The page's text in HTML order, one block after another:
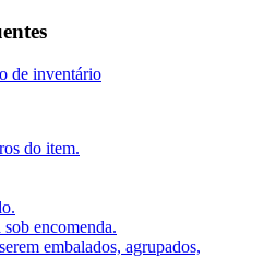
de inventário
do item.
encomenda.
embalados, agrupados,